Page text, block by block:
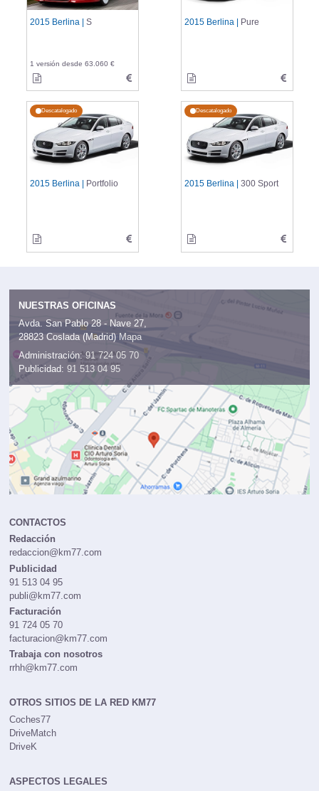
2015 Berlina | S
1 versión desde 63.060 €
2015 Berlina | Pure
Descatalogado
2015 Berlina | Portfolio
Descatalogado
2015 Berlina | 300 Sport
NUESTRAS OFICINAS
Avda. San Pablo 28 - Nave 27,
28823 Coslada (Madrid) Mapa
Administración: 91 724 05 70
Publicidad: 91 513 04 95
CONTACTOS
Redacción
redaccion@km77.com
Publicidad
91 513 04 95
publi@km77.com
Facturación
91 724 05 70
facturacion@km77.com
Trabaja con nosotros
rrhh@km77.com
OTROS SITIOS DE LA RED KM77
Coches77
DriveMatch
DriveK
ASPECTOS LEGALES